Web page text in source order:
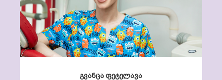
გვანცა ფეტელავა